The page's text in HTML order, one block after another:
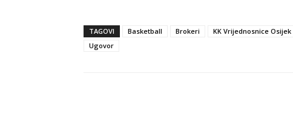
TAGOVI Basketball Brokeri KK Vrijednosnice Osijek
Ugovor